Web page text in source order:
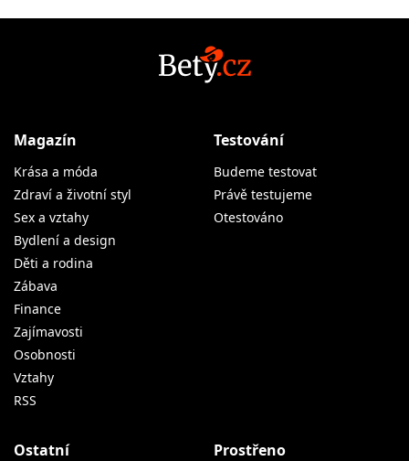
Magazín
Krása a móda
Zdraví a životní styl
Sex a vztahy
Bydlení a design
Děti a rodina
Zábava
Finance
Zajímavosti
Osobnosti
Vztahy
RSS
Testování
Budeme testovat
Právě testujeme
Otestováno
Ostatní Prostřeno